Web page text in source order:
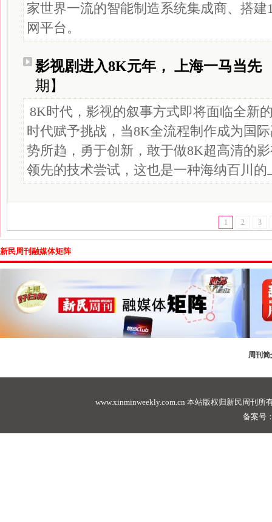
家世界一流的智能制造系统集成商、搭
网平台。
影视剧进入8K元年， 上海一马当先
期】
8K时代，影视的叙事方式即将面临全新
时代赋予挑战，当8K全流程制作成为国
势所趋，勇于创新，敢于做8K超高清的
领先的技术尝试，这也是一种海纳百川的
1 2 3
新民周刊融媒体矩阵
周刊简
www.xinminweekly.com.cn 本站版权归新民周刊所
备案号